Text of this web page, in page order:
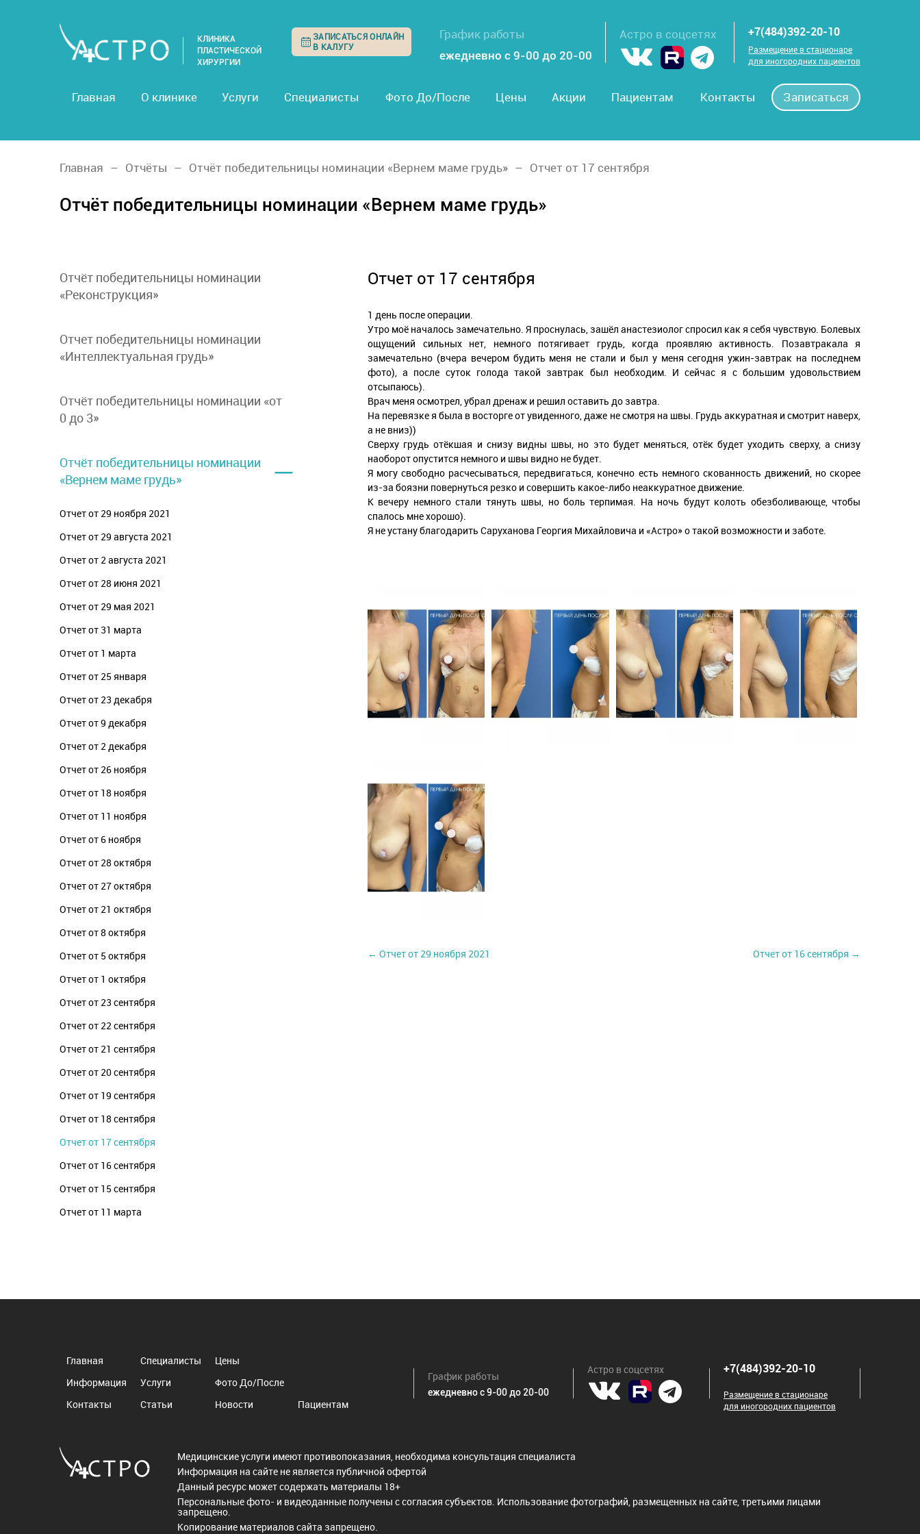
КЛИНИКА
ПЛАСТИЧЕСКОЙ
ХИРУРГИИ
ЗАПИСАТЬСЯ ОНЛАЙН
В КАЛУГУ
График работы
ежедневно с 9-00 до 20-00
Астро в соцсетях +7(484)392-20-10
Размещение в стационаре
для иногородних пациентов
Главная О клинике Услуги Специалисты Фото До/После Цены Акции Пациентам Контакты Записаться
Главная Отчёты Отчёт победительницы номинации «Вернем маме грудь» Отчет от 17 сентября
Отчёт победительницы номинации «Вернем маме грудь»
Отчёт победительницы номинации
«Реконструкция»
Отчет победительницы номинации
«Интеллектуальная грудь»
Отчёт победительницы номинации «от
0 до 3»
Отчёт победительницы номинации
«Вернем маме грудь»
–
Отчет от 29 ноября 2021
Отчет от 29 августа 2021
Отчет от 2 августа 2021
Отчет от 28 июня 2021
Отчет от 29 мая 2021
Отчет от 31 марта
Отчет от 1 марта
Отчет от 25 января
Отчет от 23 декабря
Отчет от 9 декабря
Отчет от 2 декабря
Отчет от 26 ноября
Отчет от 18 ноября
Отчет от 11 ноября
Отчет от 6 ноября
Отчет от 28 октября
Отчет от 27 октября
Отчет от 21 октября
Отчет от 8 октября
Отчет от 5 октября
Отчет от 1 октября
Отчет от 23 сентября
Отчет от 22 сентября
Отчет от 21 сентября
Отчет от 20 сентября
Отчет от 19 сентября
Отчет от 18 сентября
Отчет от 17 сентября
Отчет от 16 сентября
Отчет от 15 сентября
Отчет от 11 марта
Отчет от 17 сентября
1 день после операции.
Утро моё началось замечательно. Я проснулась, зашёл анастезиолог спросил как я себя чувствую. Болевых
ощущений сильных нет, немного потягивает грудь, когда проявляю активность. Позавтракала я
замечательно (вчера вечером будить меня не стали и был у меня сегодня ужин-завтрак на последнем
фото), а после суток голода такой завтрак был необходим. И сейчас я с большим удовольствием
отсыпаюсь).
Врач меня осмотрел, убрал дренаж и решил оставить до завтра.
На перевязке я была в восторге от увиденного, даже не смотря на швы. Грудь аккуратная и смотрит наверх,
а не вниз))
Сверху грудь отёкшая и снизу видны швы, но это будет меняться, отёк будет уходить сверху, а снизу
наоборот опустится немного и швы видно не будет.
Я могу свободно расчесываться, передвигаться, конечно есть немного скованность движений, но скорее
из-за боязни повернуться резко и совершить какое-либо неаккуратное движение.
К вечеру немного стали тянуть швы, но боль терпимая. На ночь будут колоть обезболивающе, чтобы
спалось мне хорошо).
Я не устану благодарить Саруханова Георгия Михайловича и «Астро» о такой возможности и заботе.
← Отчет от 29 ноября 2021 Отчет от 16 сентября →
Главная Специалисты
Цены
Информация
Услуги
Фото До/После
Контакты
Статьи Новости Пациентам
График работы
ежедневно с 9-00 до 20-00
Астро в соцсетях +7(484)392-20-10
Размещение в стационаре
для иногородних пациентов
Медицинские услуги имеют противопоказания, необходима консультация специалиста
Информация на сайте не является публичной офертой
Данный ресурс может содержать материалы 18+
Персональные фото- и видеоданные получены с согласия субъектов. Использование фотографий, размещенных на сайте, третьими лицами
запрещено.
Копирование материалов сайта запрещено.